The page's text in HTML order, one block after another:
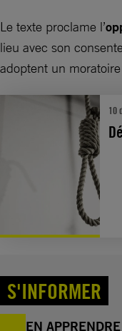
Le texte proclame l’
lieu avec son
adoptent un
10
S'INFORMER
EN